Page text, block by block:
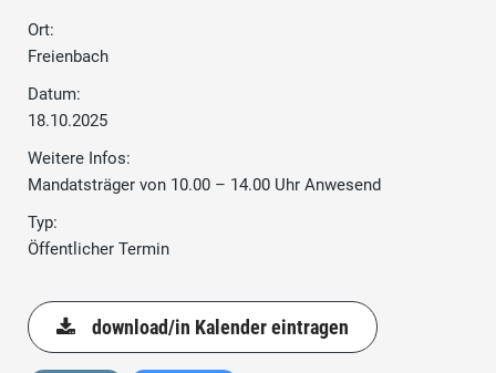
Ort:
Freienbach
Datum:
18.10.2025
Weitere Infos:
Mandatsträger von 10.00 – 14.00 Uhr Anwesend
Typ:
Öffentlicher Termin
download/in Kalender eintragen